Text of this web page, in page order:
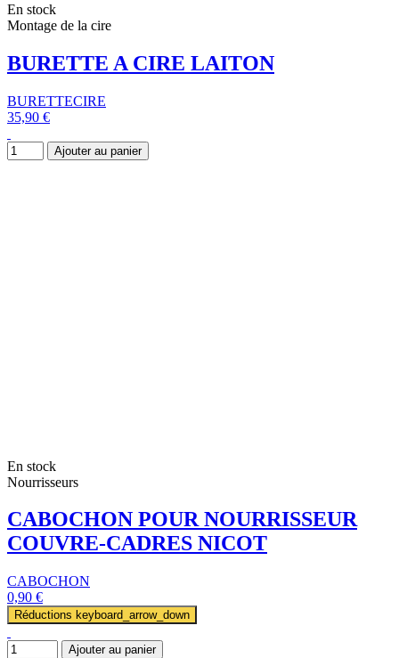
En stock
Montage de la cire
BURETTE A CIRE LAITON
BURETTECIRE
35,90 €
Ajouter au panier
En stock
Nourrisseurs
CABOCHON POUR NOURRISSEUR
COUVRE-CADRES NICOT
CABOCHON
0,90 €
Réductions keyboard_arrow_down
Ajouter au panier